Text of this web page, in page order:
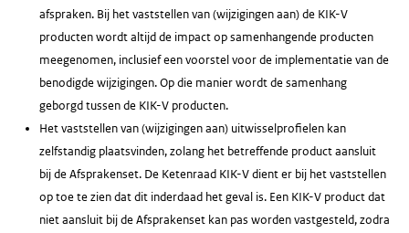
afspraken. Bij het vaststellen van (wijzigingen aan) de KIK-V
producten wordt altijd de impact op samenhangende producten
meegenomen, inclusief een voorstel voor de implementatie van de
benodigde wijzigingen. Op die manier wordt de samenhang
geborgd tussen de KIK-V producten.
Het vaststellen van (wijzigingen aan) uitwisselprofielen kan
zelfstandig plaatsvinden, zolang het betreffende product aansluit
bij de Afsprakenset. De Ketenraad KIK-V dient er bij het vaststellen
op toe te zien dat dit inderdaad het geval is. Een KIK-V product dat
niet aansluit bij de Afsprakenset kan pas worden vastgesteld, zodra